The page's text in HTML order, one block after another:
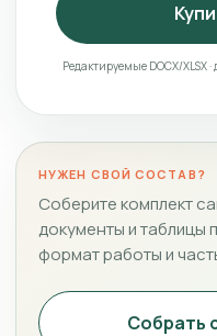
Редактируемые DOCX/XLSX
НУЖЕН СВОЙ СОСТАВ?
Соберите комплект
документы и таблицы
формат работы и
Собрать